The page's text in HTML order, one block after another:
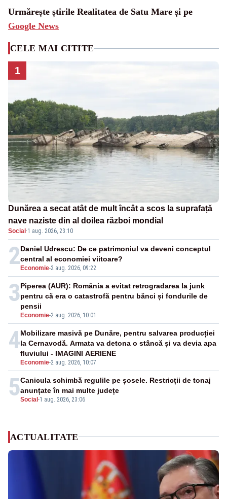
Urmărește știrile Realitatea de Satu Mare și pe
Google News
CELE MAI CITITE
1
Dunărea a secat atât de mult încât a scos la suprafață
nave naziste din al doilea război mondial
Social·1 aug. 2026, 23:10
2Economie-2 aug. 2026, 09:22
Daniel Udrescu: De ce patrimoniul va deveni conceptul
central al economiei viitoare?
3
Economie-2 aug. 2026, 10:01
Piperea (AUR): România a evitat retrogradarea la junk
pentru că era o catastrofă pentru bănci și fondurile de
pensii
4
Economie-2 aug. 2026, 10:07
Mobilizare masivă pe Dunăre, pentru salvarea producției
la Cernavodă. Armata va detona o stâncă și va devia apa
fluviului - IMAGINI AERIENE
5Social-1 aug. 2026, 23:06
Canicula schimbă regulile pe șosele. Restricții de tonaj
anunțate în mai multe județe
ACTUALITATE